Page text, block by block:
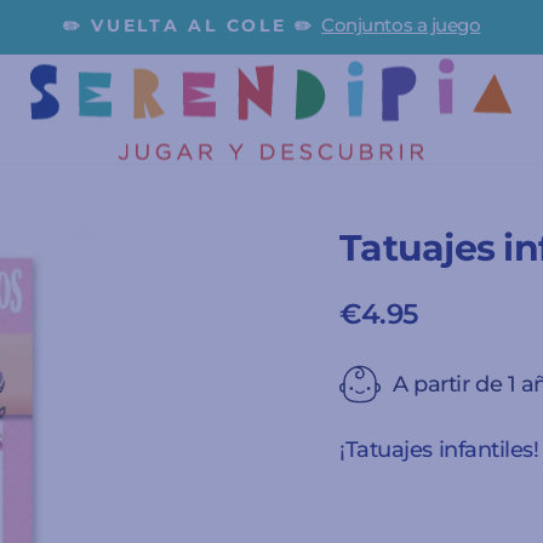
diapositivas
pausa
✏️ VUELTA AL COLE ✏️ Conjuntos a juego
Tatuajes
€4.95
A partir de 1
¡Tatuajes infantiles!